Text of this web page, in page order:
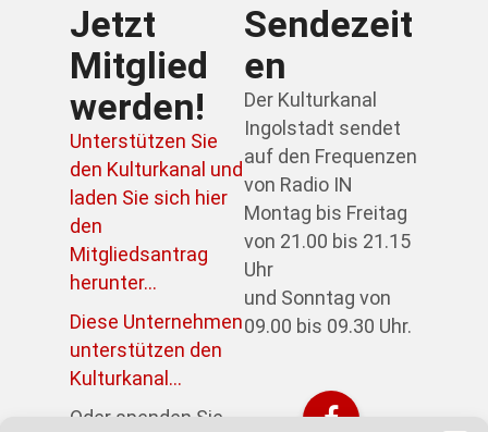
Jetzt
Mitglied
werden!
Unterstützen Sie
den Kulturkanal und
laden Sie sich hier
den
Mitgliedsantrag
herunter...
Diese Unternehmen
unterstützen den
Kulturkanal...
Oder spenden Sie
Sendezeit
en
Der Kulturkanal
Ingolstadt sendet
auf den Frequenzen
von Radio IN
Montag bis Freitag
von 21.00 bis 21.15
Uhr
und Sonntag von
09.00 bis 09.30 Uhr.